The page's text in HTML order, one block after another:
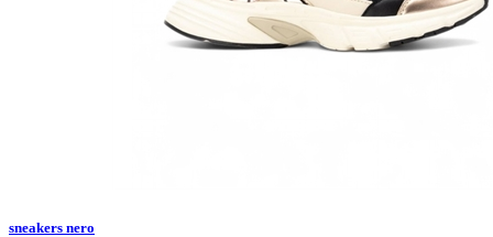
sneakers nero